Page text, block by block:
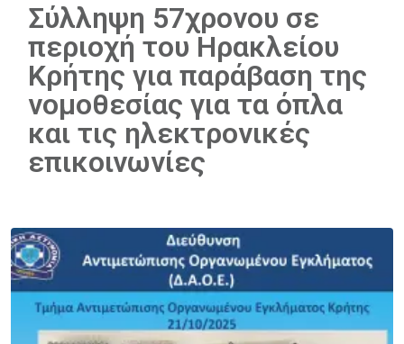
Σύλληψη 57χρονου σε
περιοχή του Ηρακλείου
Κρήτης για παράβαση της
νομοθεσίας για τα όπλα
και τις ηλεκτρονικές
επικοινωνίες